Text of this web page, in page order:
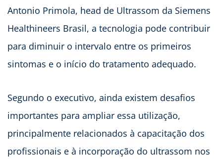
Antonio Primola, head de Ultrassom da Siemens
Healthineers Brasil, a tecnologia pode contribuir
para diminuir o intervalo entre os primeiros
sintomas e o início do tratamento adequado.
Segundo o executivo, ainda existem desafios
importantes para ampliar essa utilização,
principalmente relacionados à capacitação dos
profissionais e à incorporação do ultrassom nos